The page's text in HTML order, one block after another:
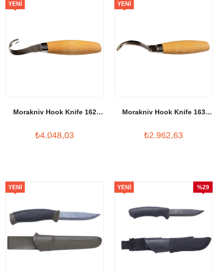
Morakniv Hook Knife 162
Sheath (S)
₺4.048,03
YENI
Morakniv Hook Knife 163
Sheath (S)
₺2.962,63
YENI
YENI
%29
YENI